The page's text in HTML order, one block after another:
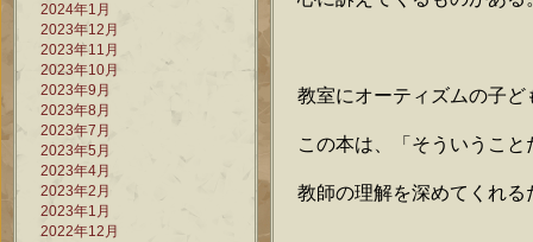
2024年1月
2023年12月
2023年11月
2023年10月
2023年9月
2023年8月
2023年7月
2023年5月
2023年4月
2023年2月
2023年1月
2022年12月
教室にオーティズムの子
この本は、「そういうこ
教師の理解を深めてくれる